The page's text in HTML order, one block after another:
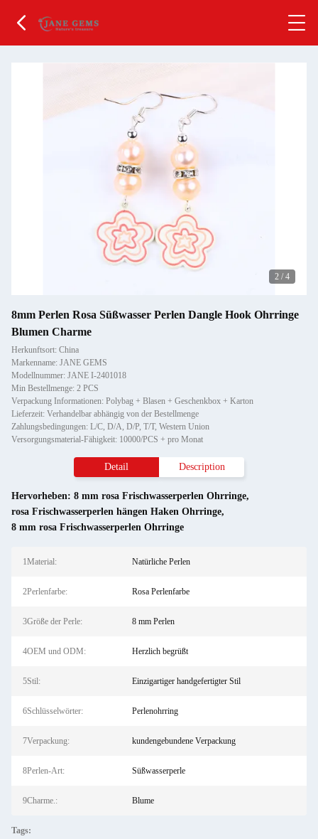
2 / 4
8mm Perlen Rosa Süßwasser Perlen Dangle Hook Ohrringe
Blumen Charme
Herkunftsort: China
Markenname: JANE GEMS
Modellnummer: JANE I-2401018
Min Bestellmenge: 2 PCS
Verpackung Informationen: Polybag + Blasen + Geschenkbox + Karton
Lieferzeit: Verhandelbar abhängig von der Bestellmenge
Zahlungsbedingungen: L/C, D/A, D/P, T/T, Western Union
Versorgungsmaterial-Fähigkeit: 10000/PCS + pro Monat
Detail Description
Hervorheben: 8 mm rosa Frischwasserperlen Ohrringe,
rosa Frischwasserperlen hängen Haken Ohrringe,
8 mm rosa Frischwasserperlen Ohrringe
1Material: Natürliche Perlen
2Perlenfarbe: Rosa Perlenfarbe
3Größe der Perle: 8 mm Perlen
4OEM und ODM: Herzlich begrüßt
5Stil: Einzigartiger handgefertigter Stil
6Schlüsselwörter: Perlenohrring
7Verpackung: kundengebundene Verpackung
8Perlen-Art: Süßwasserperle
9Charme.: Blume
Tags: